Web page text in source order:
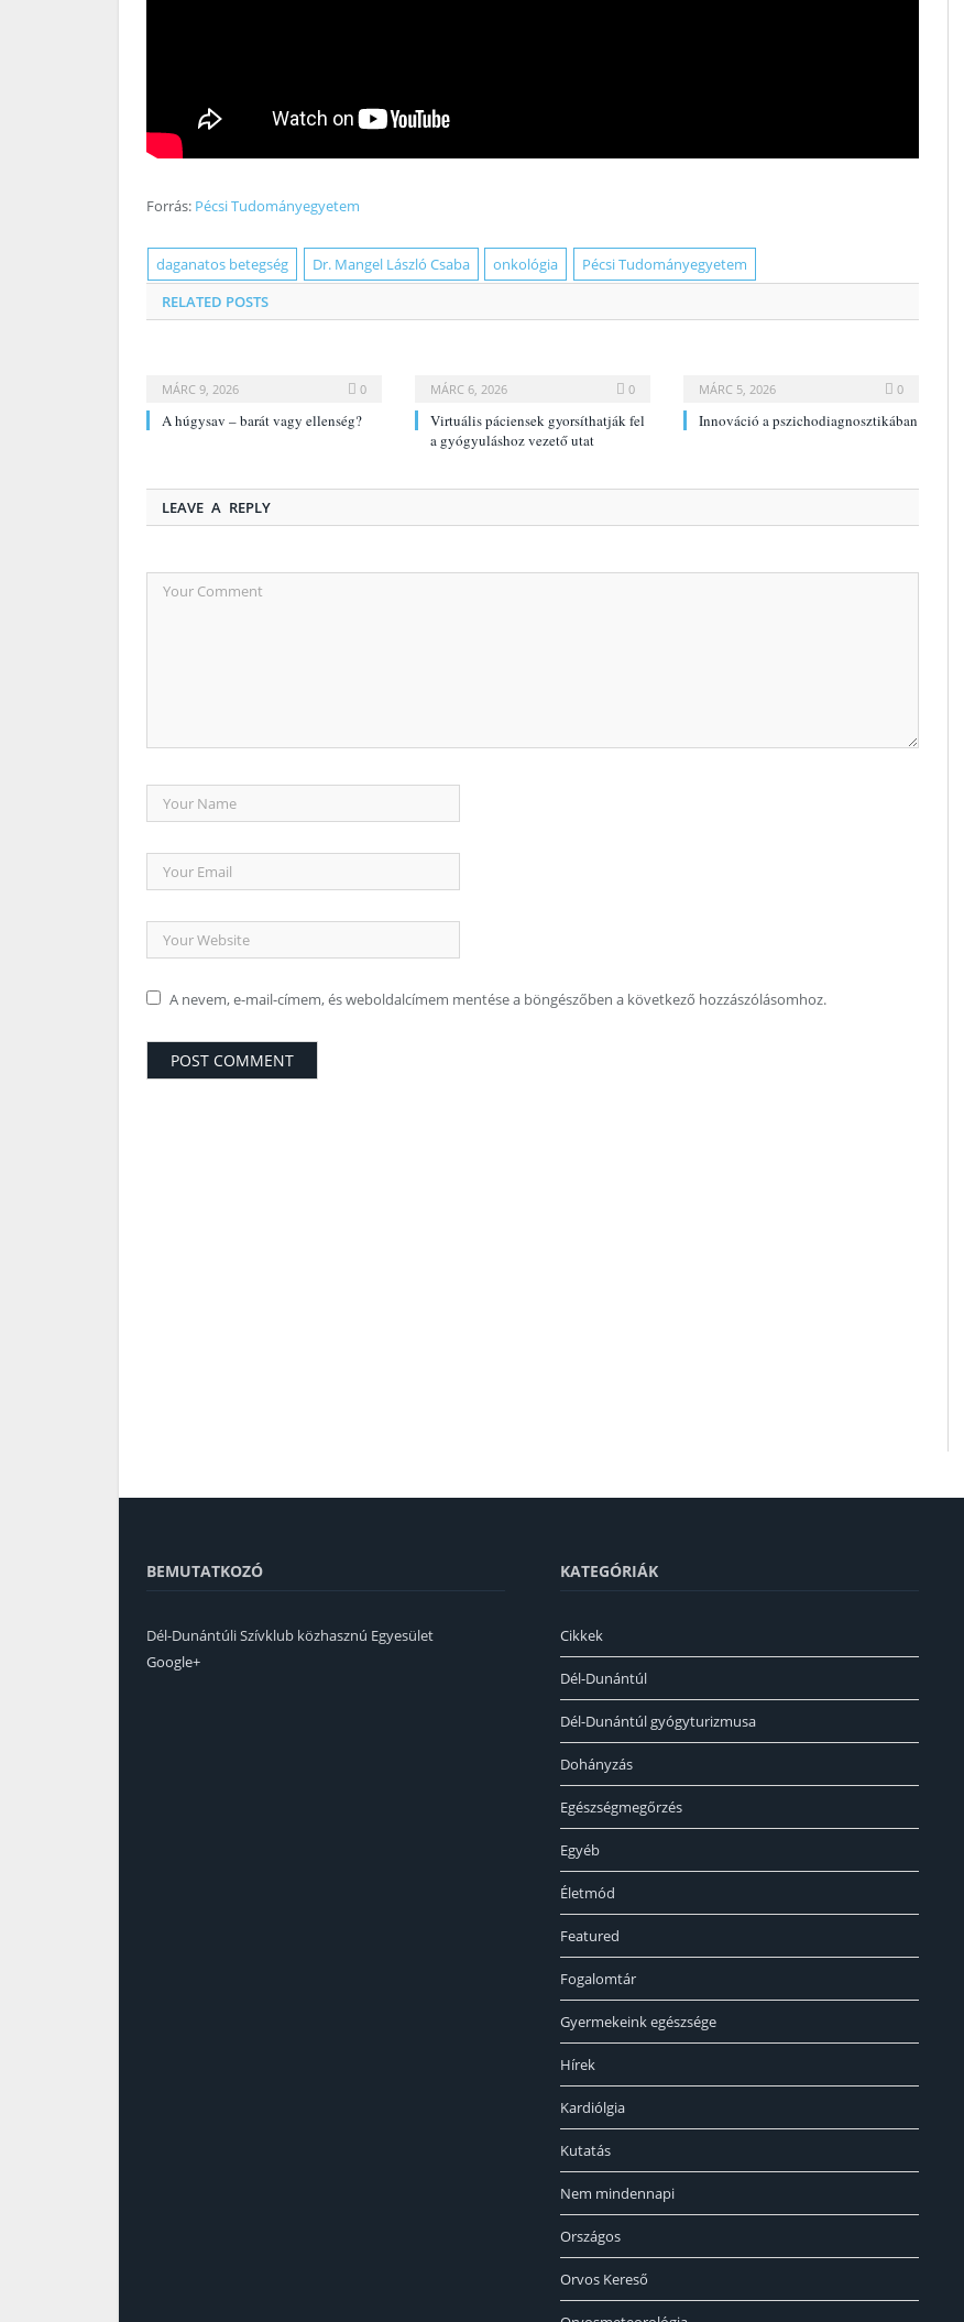
Forrás: Pécsi Tudományegyetem
daganatos betegség Dr. Mangel László Csaba onkológia
Pécsi Tudományegyetem
RELATED POSTS
MÁRC 9, 2026 0
A húgysav – barát vagy ellenség?
MÁRC 6, 2026 0
Virtuális páciensek gyorsíthatják fel
a gyógyuláshoz vezető utat
MÁRC 5, 2026 0
Innováció a pszichodiagnosztikában
LEAVE A REPLY
A nevem, e-mail-címem, és weboldalcímem mentése a böngészőben a következő hozzászólásomhoz.
BEMUTATKOZÓ
Dél-Dunántúli Szívklub közhasznú Egyesület
Google+
KATEGÓRIÁK
Cikkek
Dél-Dunántúl
Dél-Dunántúl gyógyturizmusa
Dohányzás
Egészségmegőrzés
Egyéb
Életmód
Featured
Fogalomtár
Gyermekeink egészsége
Hírek
Kardiólgia
Kutatás
Nem mindennapi
Országos
Orvos Kereső